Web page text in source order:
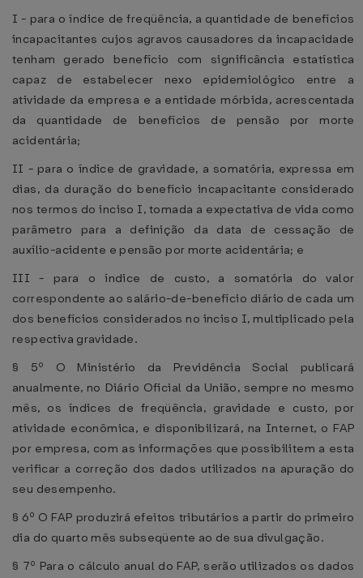
I - para o índice de freqüência, a quantidade de benefícios
incapacitantes cujos agravos causadores da incapacidade
tenham gerado benefício com significância estatística
capaz de estabelecer nexo epidemiológico entre a
atividade da empresa e a entidade mórbida, acrescentada
da quantidade de benefícios de pensão por morte
acidentária;
II - para o índice de gravidade, a somatória, expressa em
dias, da duração do benefício incapacitante considerado
nos termos do inciso I, tomada a expectativa de vida como
parâmetro para a definição da data de cessação de
auxílio-acidente e pensão por morte acidentária; e
III - para o índice de custo, a somatória do valor
correspondente ao salário-de-benefício diário de cada um
dos benefícios considerados no inciso I, multiplicado pela
respectiva gravidade.
§ 5º O Ministério da Previdência Social publicará
anualmente, no Diário Oficial da União, sempre no mesmo
mês, os índices de freqüência, gravidade e custo, por
atividade econômica, e disponibilizará, na Internet, o FAP
por empresa, com as informações que possibilitem a esta
verificar a correção dos dados utilizados na apuração do
seu desempenho.
§ 6º O FAP produzirá efeitos tributários a partir do primeiro
dia do quarto mês subseqüente ao de sua divulgação.
§ 7º Para o cálculo anual do FAP, serão utilizados os dados